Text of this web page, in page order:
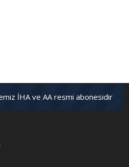
İHA ve AA resmi abonesidir